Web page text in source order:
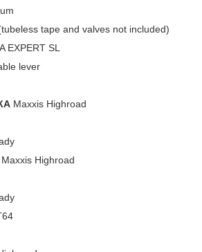
tape and valves not included)
EXPERT SL
lever
Maxxis Highroad
Maxxis Highroad